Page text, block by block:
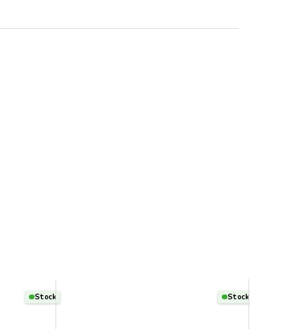
Stock Stock